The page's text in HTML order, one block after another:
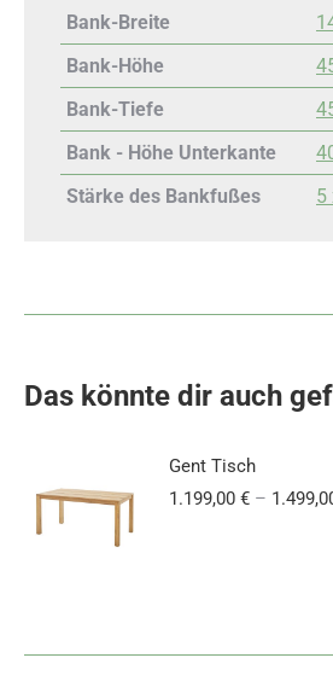
Bank-Breite
Bank-Höhe
Bank-Tiefe
Bank - Höhe Unterkante
Stärke des Bankfußes
5
Das könnte dir auch
Gent Tisch
1.199,00 € –